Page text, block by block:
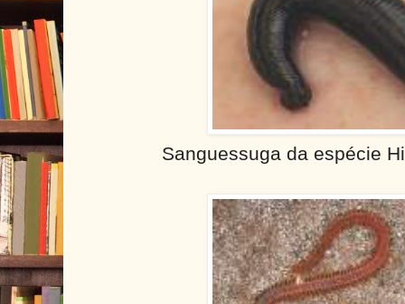
Sanguessuga da espécie